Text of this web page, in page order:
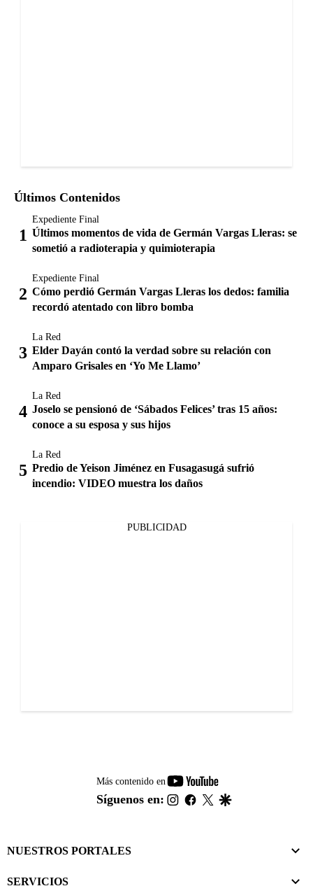
Últimos Contenidos
Expediente Final
Últimos momentos de vida de Germán Vargas Lleras: se
sometió a radioterapia y quimioterapia
Expediente Final
Cómo perdió Germán Vargas Lleras los dedos: familia
recordó atentado con libro bomba
La Red
Elder Dayán contó la verdad sobre su relación con
Amparo Grisales en ‘Yo Me Llamo’
La Red
Joselo se pensionó de ‘Sábados Felices’ tras 15 años:
conoce a su esposa y sus hijos
La Red
Predio de Yeison Jiménez en Fusagasugá sufrió
incendio: VIDEO muestra los daños
PUBLICIDAD
Más contenido en
youtube-
footer
Síguenos en: instagram
facebook
twitter
NUESTROS PORTALES
SERVICIOS